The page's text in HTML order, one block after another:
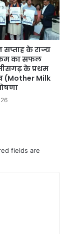
सप्ताह के राज्य
का सफल
के प्रथम
(Mother Milk
fields are